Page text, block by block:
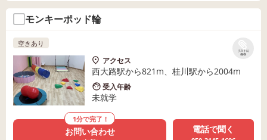
モンキーポッド輪
リストに
保存
空きあり
アクセス
西大路駅から821m、桂川駅から2004m
受入年齢
未就学
1分で完了！
お問い合わせ 電話で聞く